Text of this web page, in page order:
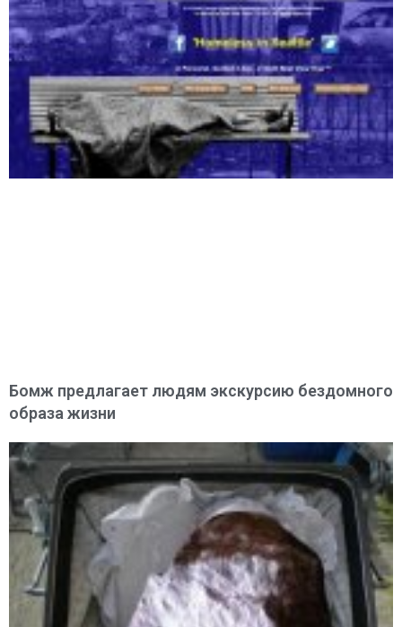
Бомж предлагает людям экскурсию бездомного
образа жизни